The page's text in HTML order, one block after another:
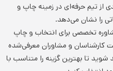
تیم حرفه‌ای در زمینه چاپ و
را نشان می‌دهد.
تخصصی برای انتخاب و چاپ
کارشناسان و مشاوران معرفی‌شده
شوید تا بهترین گزینه را متناسب با